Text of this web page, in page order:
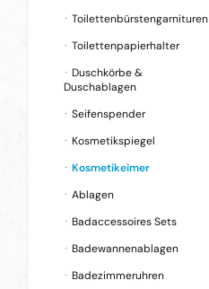
Toilettenbürstengarnituren
Toilettenpapierhalter
Duschkörbe &
Duschablagen
Seifenspender
Kosmetikspiegel
Kosmetikeimer
Ablagen
Badaccessoires Sets
Badewannenablagen
Badezimmeruhren